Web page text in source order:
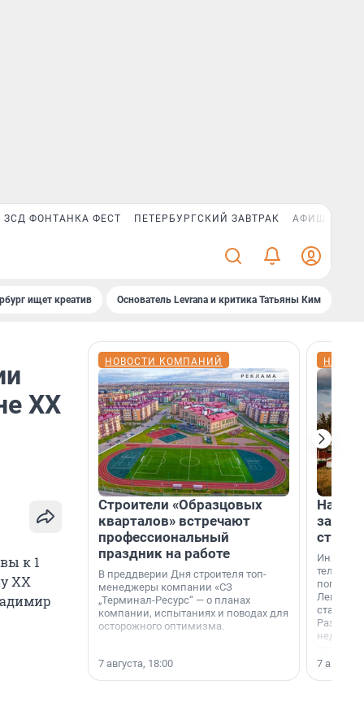
ЗСД ФОНТАНКА ФЕСТ ПЕТЕРБУРГСКИЙ ЗАВТРАК АФИША PLUS
ищет креатив Основатель Levrana и критика Татьяны Ким
XX
к 1
XX
НОВОСТИ КОМПАНИЙ
Строители «Образцовых
кварталов» встречают
профессиональный
праздник на работе
В преддверии Дня строителя топ-
менеджеры компании «СЗ
„Терминал-Ресурс“ — о планах
компании, испытаниях и поводах для
осторожного оптимизма.
7 августа, 18:00
На
станции
7